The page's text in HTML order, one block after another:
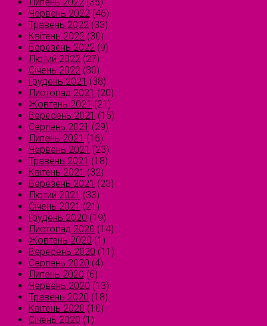
Червень 2022 (46)
Травень 2022 (33)
Квітень 2022 (30)
Березень 2022 (9)
Лютий 2022 (27)
Січень 2022 (30)
Грудень 2021 (38)
Листопад 2021 (20)
Жовтень 2021 (21)
Вересень 2021 (15)
Серпень 2021 (29)
Липень 2021 (16)
Червень 2021 (23)
Травень 2021 (18)
Квітень 2021 (32)
Березень 2021 (23)
Лютий 2021 (33)
Січень 2021 (21)
Грудень 2020 (19)
Листопад 2020 (14)
Жовтень 2020 (1)
Вересень 2020 (11)
Серпень 2020 (4)
Липень 2020 (6)
Червень 2020 (13)
Травень 2020 (18)
Квітень 2020 (10)
Січень 2020 (1)